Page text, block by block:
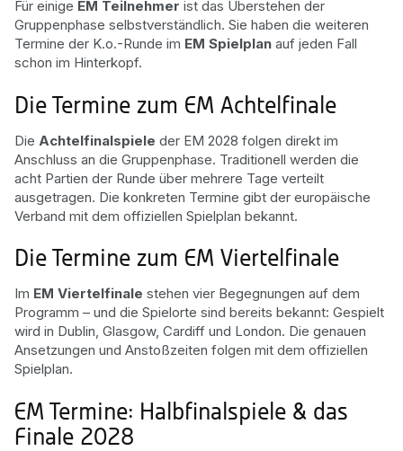
Für einige EM Teilnehmer ist das Überstehen der
Gruppenphase selbstverständlich. Sie haben die weiteren
Termine der K.o.-Runde im EM Spielplan auf jeden Fall
schon im Hinterkopf.
Die Termine zum EM Achtelfinale
Die Achtelfinalspiele der EM 2028 folgen direkt im
Anschluss an die Gruppenphase. Traditionell werden die
acht Partien der Runde über mehrere Tage verteilt
ausgetragen. Die konkreten Termine gibt der europäische
Verband mit dem offiziellen Spielplan bekannt.
Die Termine zum EM Viertelfinale
Im EM Viertelfinale stehen vier Begegnungen auf dem
Programm – und die Spielorte sind bereits bekannt: Gespielt
wird in Dublin, Glasgow, Cardiff und London. Die genauen
Ansetzungen und Anstoßzeiten folgen mit dem offiziellen
Spielplan.
EM Termine: Halbfinalspiele & das
Finale 2028